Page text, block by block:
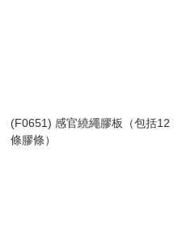
(F0651) 感官繞繩膠板（包括12
條膠條）